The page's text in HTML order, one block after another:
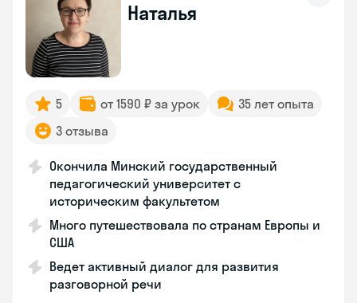
Наталья
5 от 1590 ₽ за урок
35 лет опыта
3 отзыва
Окончила Минский государственный
педагогический университет с
историческим факультетом
Много путешествовала по странам Европы и
США
Ведет активный диалог для развития
разговорной речи